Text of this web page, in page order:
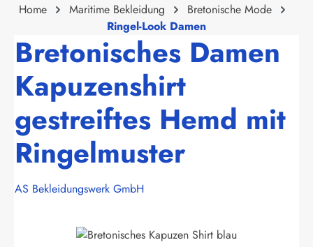
Home Maritime Bekleidung
Bretonische Mode
Ringel-Look Damen
Bretonisches Damen
Kapuzenshirt
gestreiftes Hemd mit
Ringelmuster
AS Bekleidungswerk GmbH
Bildergalerie überspringen